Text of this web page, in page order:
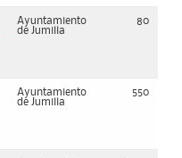
Ayuntamiento
de Jumilla
80
Ayuntamiento
de Jumilla
550